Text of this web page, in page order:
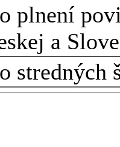
plnení
a
stredných